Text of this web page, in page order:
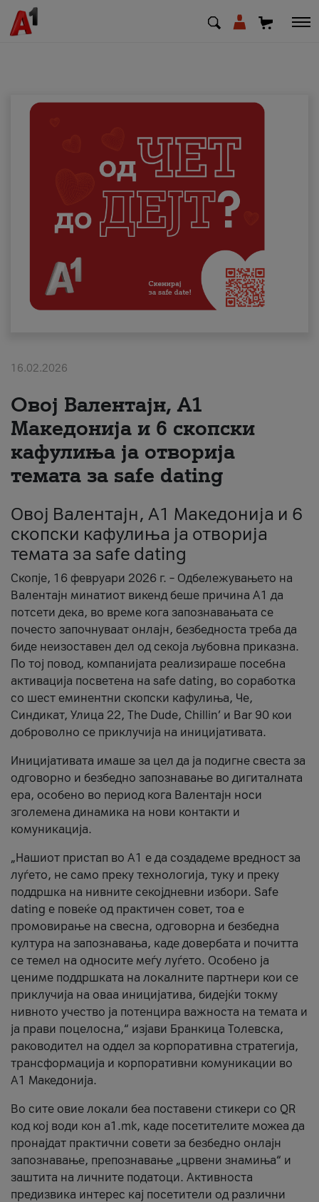
Деловни
Поддршка
Надополни кредит
Плати сметка
#ПодобарОнлајн
16.02.2026
Овој Валентајн, A1
Македонија и 6 скопски
кафулиња ја отворија
темата за safe dating
Овој Валентајн, A1 Македонија и 6
скопски кафулиња ја отворија
темата за safe dating
Скопје, 16 февруари 2026 г. – Одбележувањето на
Валентајн минатиот викенд беше причина А1 да
потсети дека, во време кога запознавањата се
почесто започнуваат онлајн, безбедноста треба да
биде неизоставен дел од секоја љубовна приказна.
По тој повод, компанијата реализираше посебна
активација посветена на safe dating, во соработка
со шест еминентни скопски кафулиња, Че,
Синдикат, Улица 22, The Dude, Chillin’ и Bar 90 кои
доброволно се приклучија на иницијативата.
Иницијативата имаше за цел да ја подигне свеста за
одговорно и безбедно запознавање во дигиталната
ера, особено во период кога Валентајн носи
зголемена динамика на нови контакти и
комуникација.
„Нашиот пристап во А1 е да создадеме вредност за
луѓето, не само преку технологија, туку и преку
поддршка на нивните секојдневни избори. Safe
dating е повеќе од практичен совет, тоа е
промовирање на свесна, одговорна и безбедна
култура на запознавања, каде довербата и почитта
се темел на односите меѓу луѓето. Особено ја
цениме поддршката на локалните партнери кои се
приклучија на оваа иницијатива, бидејќи токму
нивното учество ја потенцира важноста на темата и
ја прави поцелосна,“ изјави Бранкица Толевска,
раководител на оддел за корпоративна стратегија,
трансформација и корпоративни комуникации во
А1 Македонија.
Во сите овие локали беа поставени стикери со QR
код кој води кон a1.mk, каде посетителите можеа да
пронајдат практични совети за безбедно онлајн
запознавање, препознавање „црвени знамиња“ и
заштита на личните податоци. Активноста
предизвика интерес кај посетители од различни